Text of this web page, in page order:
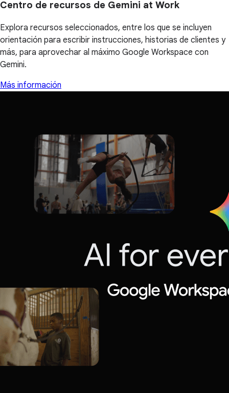
Centro de recursos de Gemini at Work
Explora recursos seleccionados, entre los que se incluyen
orientación para escribir instrucciones, historias de clientes y
más, para aprovechar al máximo Google Workspace con
Gemini.
Más información